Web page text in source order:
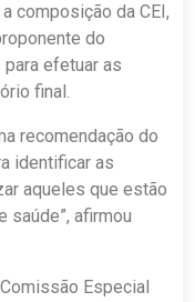
composição da CEI,
do
efetuar as
final.
recomendação do
identificar as
aqueles que estão
afirmou
Especial